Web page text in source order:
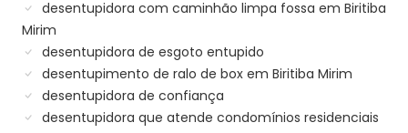
desentupidora com caminhão limpa fossa em Biritiba
Mirim
desentupidora de esgoto entupido
desentupimento de ralo de box em Biritiba Mirim
desentupidora de confiança
desentupidora que atende condomínios residenciais